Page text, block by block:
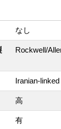
なし
Rockwell/
Iranian-
高
有